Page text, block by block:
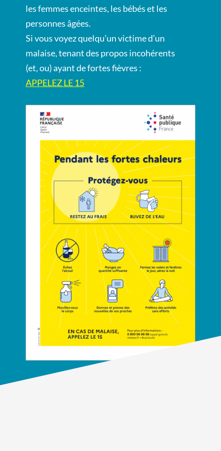
les femmes enceintes, les bébés et les
personnes âgées.
Si vous voyez quelqu’un victime d’un
malaise, tenant des propos incohérents
(et, ou) ayant de fortes fièvres :
APPELEZ LE 15